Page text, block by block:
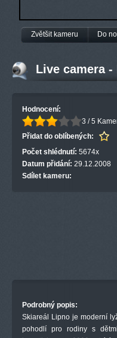
Zvětšit kameru Do
Live camera
Hodnocení:
3 / 5
Přidat do oblíbených:
Počet shlédnutí: 5674x
Datum přidání: 29.12.2008
Sdílet kameru:
Podrobný popis:
Skiareál Lipno je moderní
pohodlí pro rodiny s